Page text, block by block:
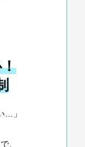
…」
、